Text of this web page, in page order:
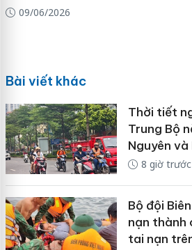
09/06/2026
Bài viết khác
Thời tiết
Trung Bộ
Nguyên và
8 giờ trước
Bộ đội
nạn thành
tai nạn